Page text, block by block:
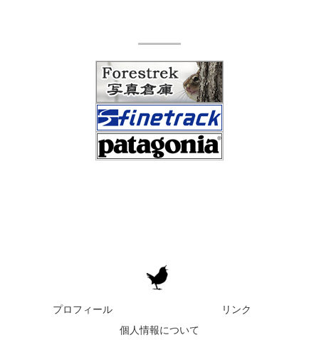
プロフィール
リンク
個人情報について